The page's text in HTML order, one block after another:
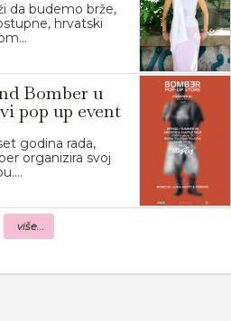
da budemo brže,
hrvatski
Bomber u
pop up event
godina rada,
organizira svoj
više...